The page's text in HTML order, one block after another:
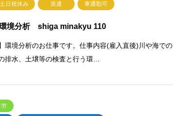
土日祝休み 派遣 車通勤可
環境分析 shiga minakyu 110
環境分析のお仕事です。仕事内容(雇入直後)川や海での
排水、土壌等の検査と行う環…
市